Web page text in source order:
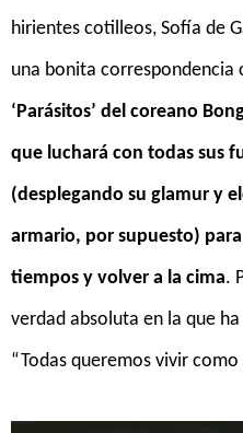
hirientes cotilleos, Sofía de
una bonita correspondencia
‘Parásitos’ del coreano
que luchará con todas sus
(desplegando su glamur y
armario, por supuesto)
tiempos y volver a la cima.
verdad absoluta en la que
“Todas queremos vivir como